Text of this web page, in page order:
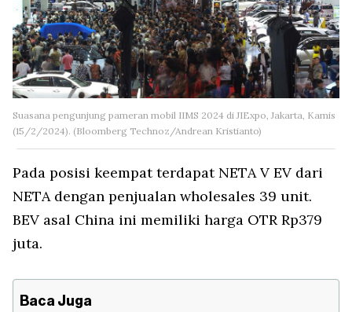
Suasana pengunjung pameran mobil IIMS 2024 di JIExpo, Jakarta, Kamis
(15/2/2024). (Bloomberg Technoz/Andrean Kristianto)
Pada posisi keempat terdapat NETA V EV dari
NETA dengan penjualan wholesales 39 unit.
BEV asal China ini memiliki harga OTR Rp379
juta.
Baca Juga